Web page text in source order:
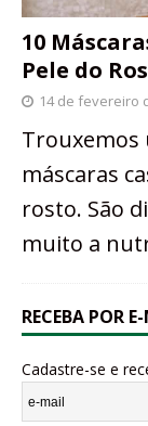
10
Pele do
14 de fevereiro
Trouxemos
máscaras
rosto. São
muito a
RECEBA POR
Cadastre-se e